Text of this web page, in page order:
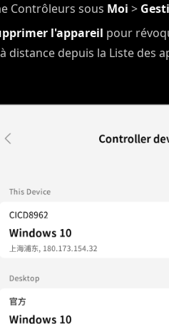
Contrôleurs sous Moi >
l'appareil pour
distance depuis la Liste des